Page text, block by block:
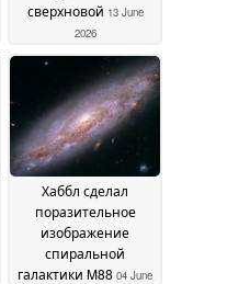
сверхновой 13 June
2026
Хаббл сделал
поразительное
изображение
спиральной
галактики M88 04 June